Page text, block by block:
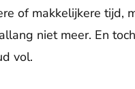
of makkelijkere tijd,
niet meer. En
vol.